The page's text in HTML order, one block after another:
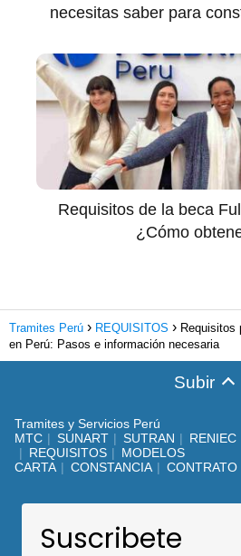
necesitas saber para
Requisitos de la beca
¿Cómo
Tramites Perú REQUISITOS
Requisitos
en Perú: Pasos e información necesaria
Subir
Tramites y Servicios Perú
MTC
SUNART SUTRAN RENIEC
REQUISITOS
MODELOS
CARTA
CONSTANCIA CONTRATO
Suscribete